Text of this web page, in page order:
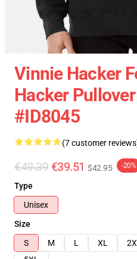
Vinnie Hacker
Hacker
#ID8045
(7 customer
€49.39 €39.51 $42.95 -20%
Type
Unisex
Size
S
M L XL